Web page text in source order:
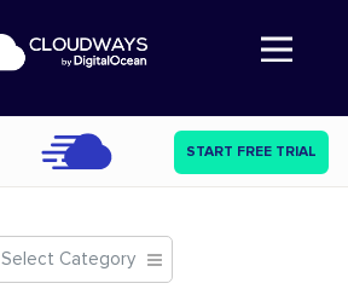
Abre a navegação
START FREE TRIAL
Select Category